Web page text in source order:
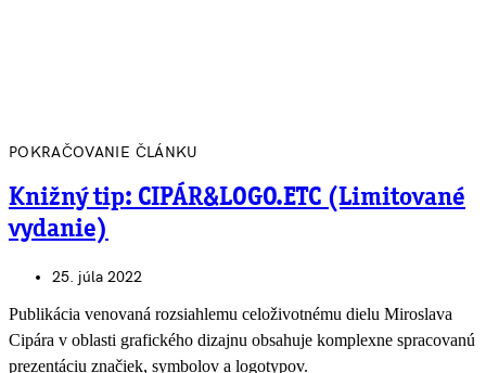
POKRAČOVANIE ČLÁNKU
Knižný tip: CIPÁR&LOGO.ETC (Limitované
vydanie)
25. júla 2022
Publikácia venovaná rozsiahlemu celoživotnému dielu Miroslava
Cipára v oblasti grafického dizajnu obsahuje komplexne spracovanú
prezentáciu značiek, symbolov a logotypov.